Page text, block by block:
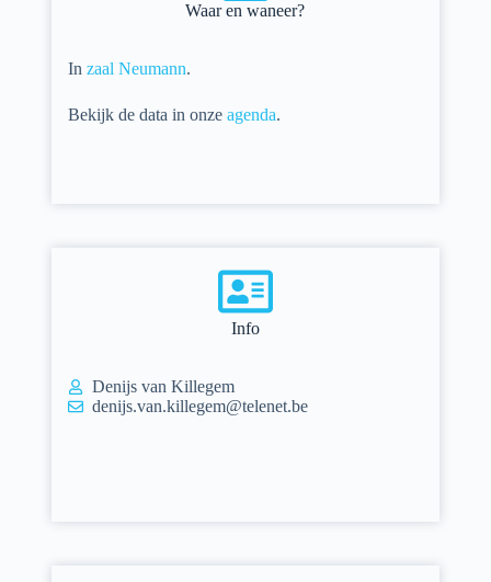
Waar en waneer?
In zaal Neumann.
Bekijk dedata in onze agenda.
Info
Denijs van Killegem
denijs.van.killegem@telenet.be